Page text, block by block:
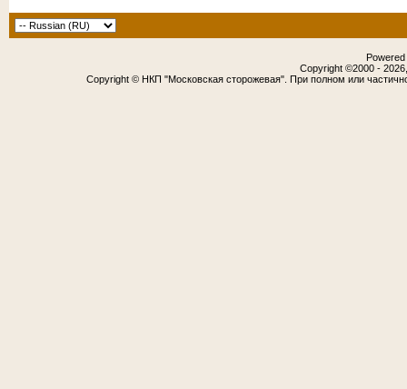
Copyright ©2000 -
Copyright © НКП "Московская сторожевая". При полном или